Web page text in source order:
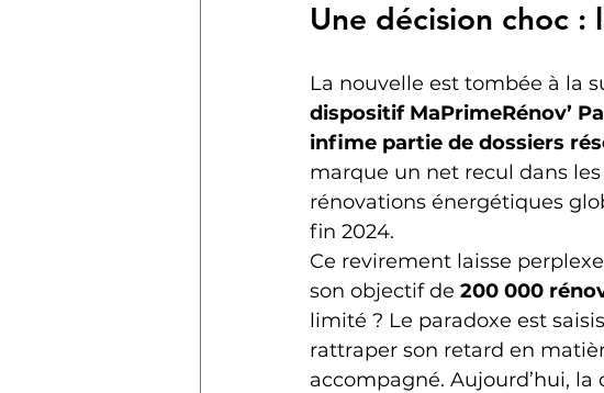
Une décision choc
La nouvelle est tombée à la
dispositif MaPrimeRénov’
infime partie de dossiers
marque un net recul dans
rénovations énergétiques
fin 2024.
Ce revirement laisse
son objectif de 200 000
limité ? Le paradoxe est
rattraper son retard en
accompagné. Aujourd’hui,